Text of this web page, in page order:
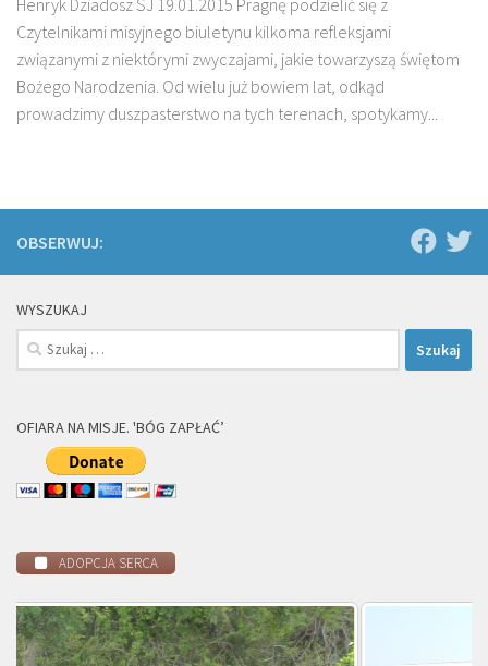
Henryk Dziadosz SJ 19.01.2015 Pragnę podzielić się z
Czytelnikami misyjnego biuletynu kilkoma refleksjami
związanymi z niektórymi zwyczajami, jakie towarzyszą świętom
Bożego Narodzenia. Od wielu już bowiem lat, odkąd
prowadzimy duszpasterstwo na tych terenach, spotykamy...
OBSERWUJ:
WYSZUKAJ
Szukaj:
OFIARA NA MISJE. 'BÓG ZAPŁAĆ’
ADOPCJA SERCA